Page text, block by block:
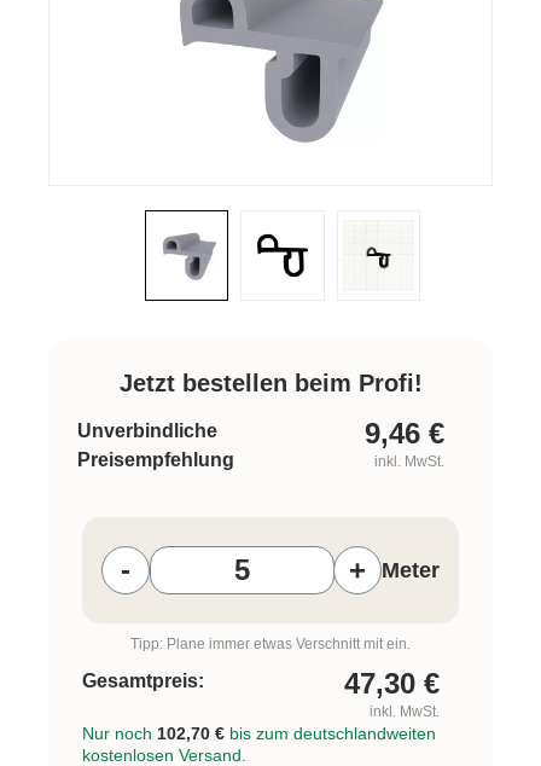
Jetzt bestellen beim Profi!
Unverbindliche
Preisempfehlung
9,46 €
inkl. MwSt.
- + Meter
Tipp: Plane immer etwas Verschnitt mit ein.
Gesamtpreis: 47,30 €
inkl. MwSt.
Nur noch 102,70 € bis zum deutschlandweiten
kostenlosen Versand.